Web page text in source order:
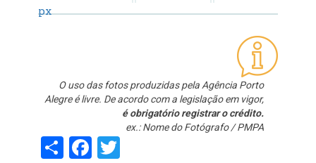
px
O uso das fotos produzidas pela Agência Porto
Alegre é livre. De acordo com a legislação em vigor,
é obrigatório registrar o crédito.
ex.: Nome do Fotógrafo / PMPA
ShareFacebook